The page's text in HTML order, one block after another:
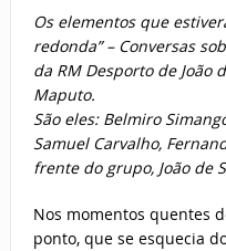
Os elementos que
redonda” – Conversas
da RM Desporto de João
Maputo.
São eles: Belmiro
Samuel Carvalho,
frente do grupo, João de
Nos momentos quentes
ponto, que se esquecia